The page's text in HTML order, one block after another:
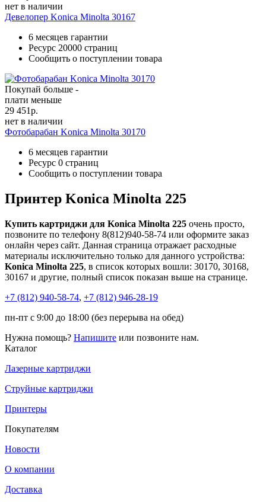
нет в наличии
Девелопер Konica Minolta 30167
6 месяцев гарантии
Ресурс 20000 страниц
Сообщить о поступлении товара
Покупай больше -
плати меньше
29 451р.
нет в наличии
Фотобарабан Konica Minolta 30170
6 месяцев гарантии
Ресурс 0 страниц
Сообщить о поступлении товара
Принтер Konica Minolta 225
Купить картриджи для Konica Minolta 225 очень просто,
позвоните по телефону 8(812)940-58-74 или оформите заказ
онлайн через сайт. Данная страница отражает расходные
материалы исключительно только для данного устройства:
Konica Minolta 225, в список которых вошли: 30170, 30168,
30167 и другие, полный список показан выше на странице.
+7 (812) 940-58-74, +7 (812) 946-28-19
пн-пт с 9:00 до 18:00 (без перерыва на обед)
Нужна помощь? Напишите или позвоните нам.
Каталог
Лазерные картриджи
Струйные картриджи
Принтеры
Покупателям
Новости
О компании
Доставка